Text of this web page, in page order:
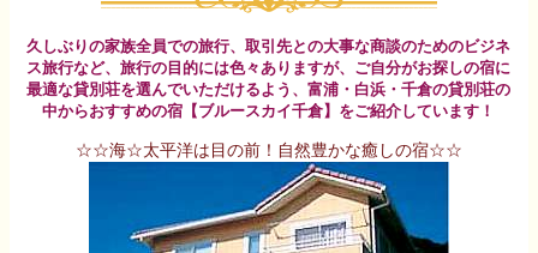
久しぶりの家族全員での旅行、取引先との大事な商談のためのビジネ
ス旅行など、旅行の目的には色々ありますが、ご自分がお探しの宿に
最適な貸別荘を選んでいただけるよう、富浦・白浜・千倉の貸別荘の
中からおすすめの宿【ブルースカイ千倉】をご紹介しています！
☆☆海☆太平洋は目の前！自然豊かな癒しの宿☆☆